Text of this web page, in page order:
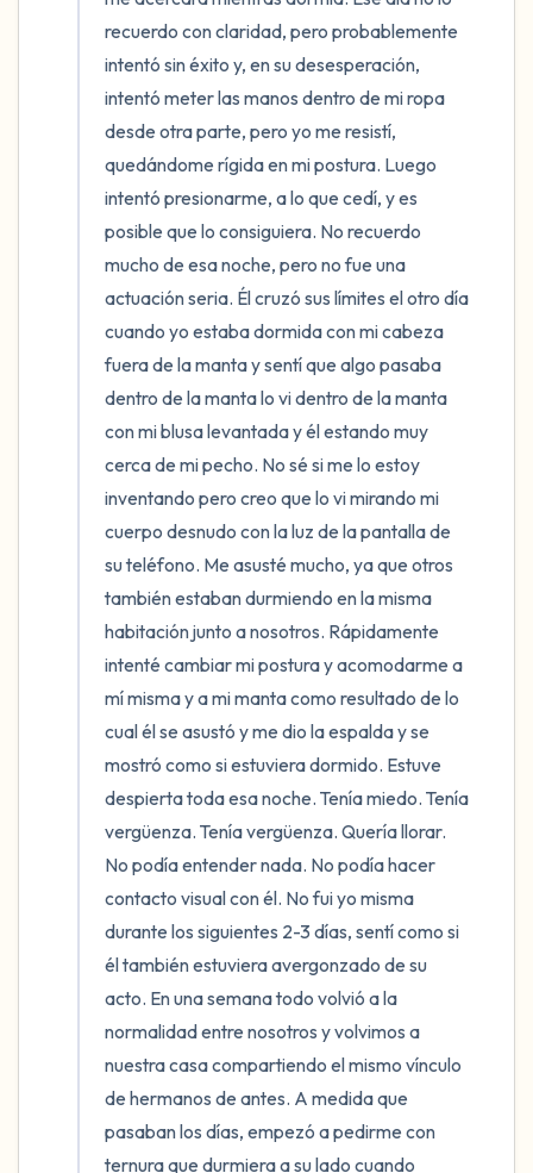
recuerdo con claridad, pero probablemente
intentó sin éxito y, en su desesperación,
intentó meter las manos dentro de mi ropa
desde otra parte, pero yo me resistí,
quedándome rígida en mi postura. Luego
intentó presionarme, a lo que cedí, y es
posible que lo consiguiera. No recuerdo
mucho de esa noche, pero no fue una
actuación seria. Él cruzó sus límites el otro día
cuando yo estaba dormida con mi cabeza
fuera de la manta y sentí que algo pasaba
dentro de la manta lo vi dentro de la manta
con mi blusa levantada y él estando muy
cerca de mi pecho. No sé si me lo estoy
inventando pero creo que lo vi mirando mi
cuerpo desnudo con la luz de la pantalla de
su teléfono. Me asusté mucho, ya que otros
también estaban durmiendo en la misma
habitación junto a nosotros. Rápidamente
intenté cambiar mi postura y acomodarme a
mí misma y a mi manta como resultado de lo
cual él se asustó y me dio la espalda y se
mostró como si estuviera dormido. Estuve
despierta toda esa noche. Tenía miedo. Tenía
vergüenza. Tenía vergüenza. Quería llorar.
No podía entender nada. No podía hacer
contacto visual con él. No fui yo misma
durante los siguientes 2-3 días, sentí como si
él también estuviera avergonzado de su
acto. En una semana todo volvió a la
normalidad entre nosotros y volvimos a
nuestra casa compartiendo el mismo vínculo
de hermanos de antes. A medida que
pasaban los días, empezó a pedirme con
ternura que durmiera a su lado cuando